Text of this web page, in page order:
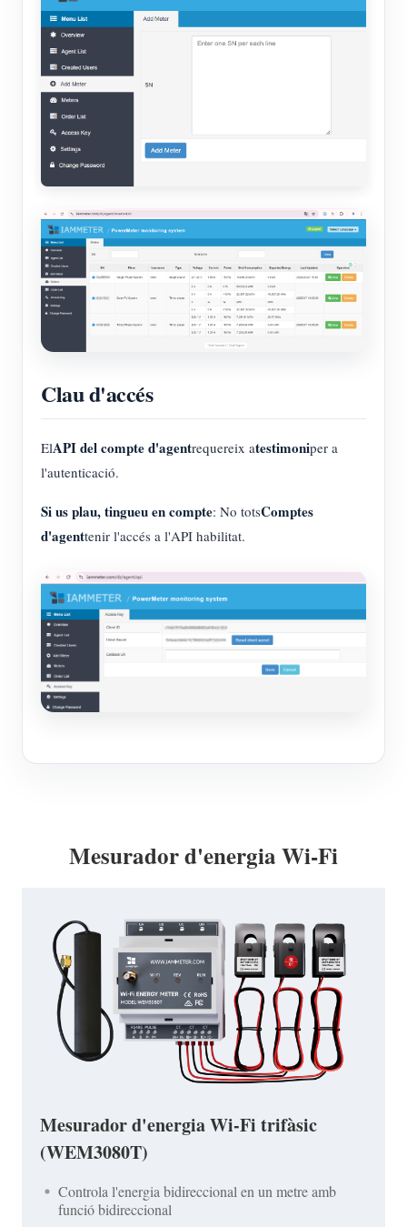
Clau d'accés
ElAPI del compte d'agentrequereix atestimoniper a
l'autenticació.
Si us plau, tingueu en compte: No totsComptes
d'agenttenir l'accés a l'API habilitat.
Mesurador d'energia Wi-Fi
Mesurador d'energia Wi-Fi trifàsic
(WEM3080T)
Controla l'energia bidireccional en un metre amb
funció bidireccional